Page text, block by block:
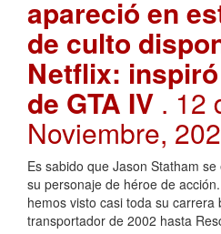
apareció en
de culto
Netflix:
de GTA IV . 12
Noviembre,
Es sabido que Jason Statham
su personaje de héroe de
hemos visto casi toda su
transportador de 2002 hasta